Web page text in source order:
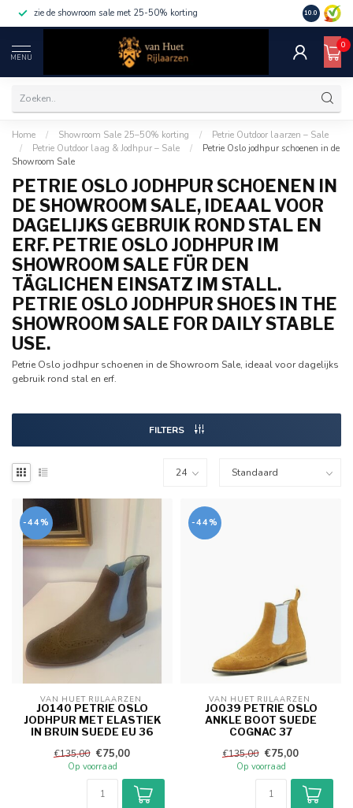
zie de showroom sale met 25-50% korting 10.0
MENU
0
Home / Showroom Sale 25–50% korting /
Petrie Outdoor laarzen – Sale
/
Petrie Outdoor laag & Jodhpur – Sale /
Petrie Oslo jodhpur schoenen in de
Showroom Sale
PETRIE OSLO JODHPUR SCHOENEN IN
DE SHOWROOM SALE, IDEAAL VOOR
DAGELIJKS GEBRUIK ROND STAL EN
ERF. PETRIE OSLO JODHPUR IM
SHOWROOM SALE FÜR DEN
TÄGLICHEN EINSATZ IM STALL.
PETRIE OSLO JODHPUR SHOES IN THE
SHOWROOM SALE FOR DAILY STABLE
USE.
Petrie Oslo jodhpur schoenen in de Showroom Sale, ideaal voor dagelijks
gebruik rond stal en erf.
FILTERS
-44%
VAN HUET RIJLAARZEN
JO140 PETRIE OSLO
JODHPUR MET ELASTIEK
IN BRUIN SUEDE EU 36
€135,00 €75,00
Op voorraad
-44%
VAN HUET RIJLAARZEN
JO039 PETRIE OSLO
ANKLE BOOT SUEDE
COGNAC 37
€135,00 €75,00
Op voorraad